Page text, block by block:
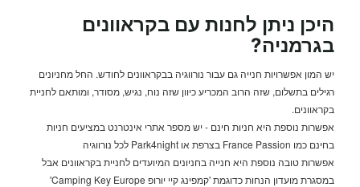
היכן ניתן לחנות עם בקראוונים
בגרמניה?
יש המון אפשרויות חנייה גם עבור נורווגיה בבקראוונים לחודש. החל מחניונים
רגילים בתשלום, שזה הרוב המכריע כיוון שזה נוח, נגיש, מסודר, ומותאם לחניית
בקראוונים.
אפשרות נוספת היא חניות חינם - יש מספר אתרי אינטרנט במציעים חניות
בחינם כמו France Passion בצרפת או Park4night לכל נורווגיה
אפשרות טובה נוספת היא חנייה בחניונים המיועדים לחניית בקראוונים אבל
במסגרת מועדון הנחות כדוגמת 'קמפינג קיי יורופ Camping Key Europe'